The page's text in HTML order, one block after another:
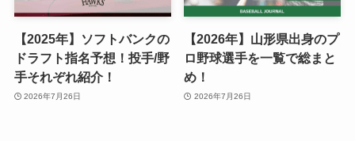
【2025年】ソフトバンクの
ドラフト指名予想！投手/野
手それぞれ紹介！
2026年7月26日
【2026年】山形県出身のプ
ロ野球選手を一覧で総まと
め！
2026年7月26日